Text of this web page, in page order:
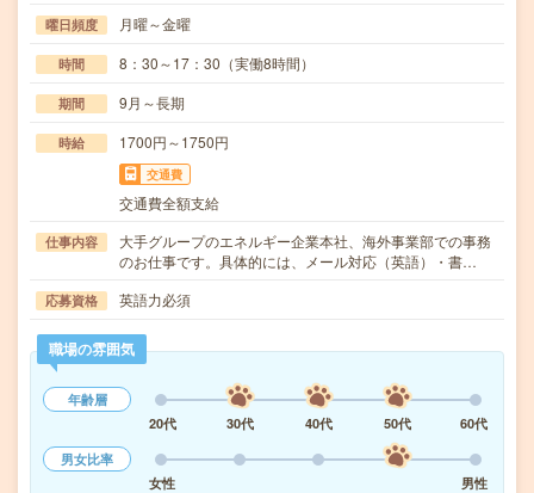
曜日頻度 月曜～金曜
時間 8：30～17：30（実働8時間）
期間 9月～長期
時給 1700円～1750円
交通費
交通費全額支給
仕事内容
大手グループのエネルギー企業本社、海外事業部での事務
のお仕事です。具体的には、メール対応（英語）・書…
応募資格 英語力必須
職場の雰囲気
年齢層
20代
30代 40代 50代
60代
男女比率
女性
男性